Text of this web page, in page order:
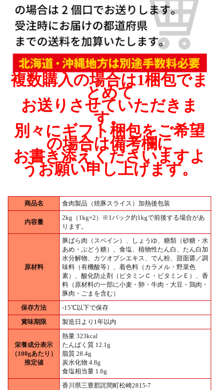
複数購入の場合は1梱包でま
とめて
お送りさせていただきま
す。
別々にギフト梱包をご希望
の場合は備考欄に
お書き添えくださいますよ
うお願い申し上げます。
商品名 食肉製品（焼豚スライス）加熱後包装
内容量
2kg（1kg×2）※1パック約1kgで前後する場合があ
ります。
原材料
豚ばら肉（スペイン）、しょうゆ、糖類（砂糖・水
あめ・ぶどう糖）、食塩、植物性たん白、たん白加
水分解物、カツオブシエキス、でん粉、甜面醤／調
味料（有機酸等）、着色料（カラメル・野菜色
素）、酸化防止剤（ビタミンＣ・ビタミンＥ）、香
料（原材料の一部に小麦・卵・牛肉・大豆・鶏肉・
豚肉・ごまを含む）
保存方法
-15℃以下で保存
賞味期限
製造日より1年以内
栄養成分表示
（100gあたり）
推定値
熱量 323kcal
たんぱく質 12.1g
脂質 28.4g
炭水化物 4.8g
食塩相当量 1.6g
香川県三豊郡詫間町松崎2815-7